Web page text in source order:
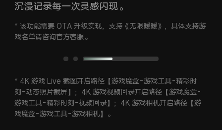
沉浸记录每一次灵感闪现。
* 该功能需要 OTA 升级实现，支持《无限暖暖》，具体支持游
戏名单请咨询官方客服。
* 4K 游戏 Live 截图开启路径【游戏魔盒-游戏工具-精彩时
刻-动态照片截屏】； 4K 游戏视频回录开启路径【游戏魔盒-
游戏工具-精彩时刻-视频回录】； 4K 游戏相机开启路径【游
戏魔盒-游戏工具-游戏相机】。